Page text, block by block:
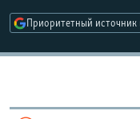
Приоритетный источник